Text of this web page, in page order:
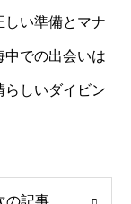
しい準備とマナ
中での出会いは
らしいダイビン
の記事